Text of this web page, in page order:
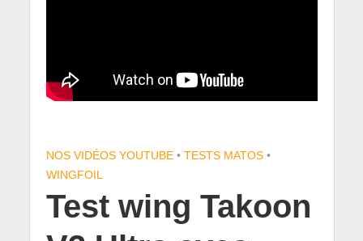
NOS VIDÉOS YOUTUBE • TESTS MATOS •
WINGFOIL
Test wing Takoon